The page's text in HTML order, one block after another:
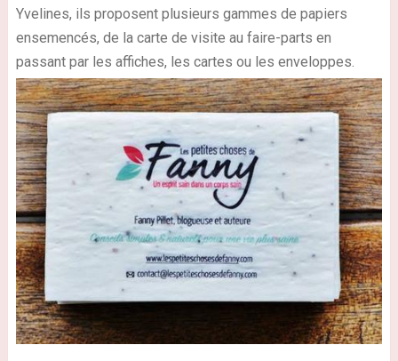
Yvelines, ils proposent plusieurs gammes de papiers
ensemencés, de la carte de visite au faire-parts en
passant par les affiches, les cartes ou les enveloppes.